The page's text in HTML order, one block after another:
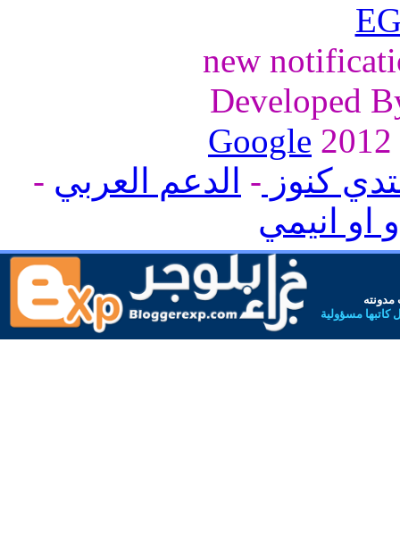
new
Developed
Google
كنوز - الدعم العربي -
او انيمي
مدونته
كاتبها مسؤولية